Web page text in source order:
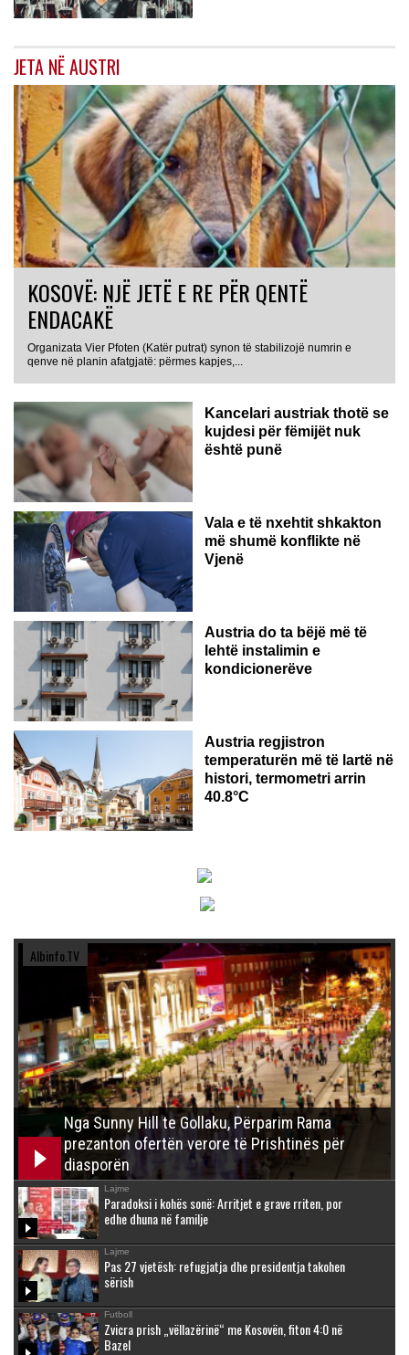
JETA NË AUSTRI
KOSOVË: NJË JETË E RE PËR QENTË
ENDACAKË
Organizata Vier Pfoten (Katër putrat) synon të stabilizojë numrin e
qenve në planin afatgjatë: përmes kapjes,...
Kancelari austriak thotë se
kujdesi për fëmijët nuk
është punë
Vala e të nxehtit shkakton
më shumë konflikte në
Vjenë
Austria do ta bëjë më të
lehtë instalimin e
kondicionerëve
Austria regjistron
temperaturën më të lartë në
histori, termometri arrin
40.8°C
Albinfo.TV
Nga Sunny Hill te Gollaku, Përparim Rama
prezanton ofertën verore të Prishtinës për
diasporën
Lajme
Paradoksi i kohës sonë: Arritjet e grave rriten, por
edhe dhuna në familje
Lajme
Pas 27 vjetësh: refugjatja dhe presidentja takohen
sërish
Futboll
Zvicra prish „vëllazërinë“ me Kosovën, fiton 4:0 në
Bazel